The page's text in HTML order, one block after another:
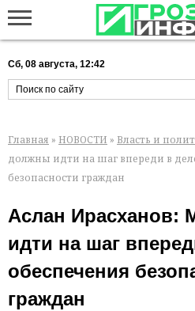
Сб, 08 августа, 12:42
Главная » НОВОСТИ » Власть и
должны идти на шаг впереди в
безопасности граждан
Аслан
идти на шаг
обеспечения
граждан